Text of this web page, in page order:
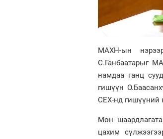
МАХН-ын
С.Ганбаатарыг
намдаа ганц
гишүүн
СЕХ-нд гишүүний
Мөн
цахим